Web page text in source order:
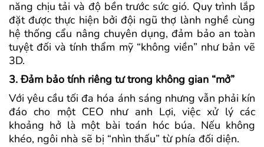
năng chịu tải và độ bền trước sức gió. Quy trình lắp
đặt được thực hiện bởi đội ngũ thợ lành nghề cùng
hệ thống cẩu nâng chuyên dụng, đảm bảo an toàn
tuyệt đối và tính thẩm mỹ “không viền” như bản vẽ
3D.
3. Đảm bảo tính riêng tư trong không gian “mở”
Với yêu cầu tối đa hóa ánh sáng nhưng vẫn phải kín
đáo cho một CEO như anh Lợi, việc xử lý các
khoảng hở là một bài toán hóc búa. Nếu không
khéo, ngôi nhà sẽ bị “nhìn thấu” từ phía đối diện.